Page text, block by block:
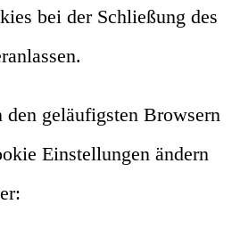
bei der Schließung des
geläufigsten Browsern
Einstellungen ändern